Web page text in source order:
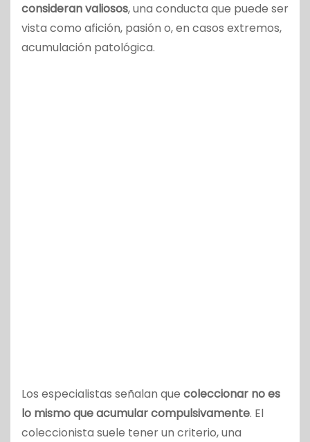
consideran valiosos, una conducta que puede ser
vista como afición, pasión o, en casos extremos,
acumulación patológica.
Los especialistas señalan que coleccionar no es
lo mismo que acumular compulsivamente. El
coleccionista suele tener un criterio, una